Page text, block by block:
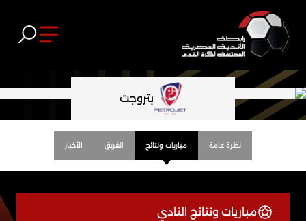
بتروجت
نظرة عامة مباريات ونتائج الفريق الأخبار
مباريات ونتائج النادي